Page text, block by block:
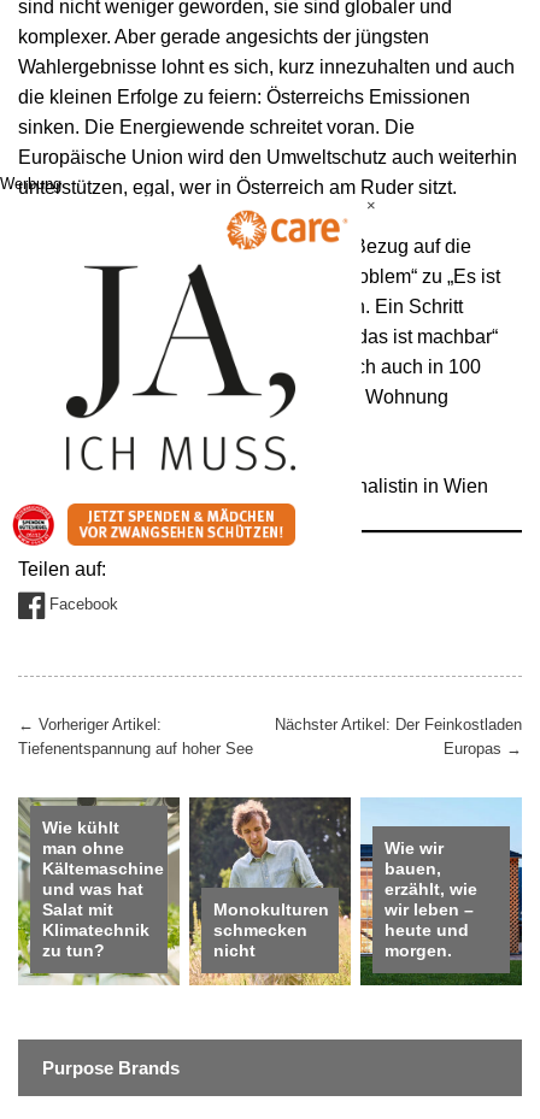
sind nicht weniger geworden, sie sind globaler und
komplexer. Aber gerade angesichts der jüngsten
Wahlergebnisse lohnt es sich, kurz innezuhalten und auch
die kleinen Erfolge zu feiern: Österreichs Emissionen
sinken. Die Energiewende schreitet voran. Die
Europäische Union wird den Umweltschutz auch weiterhin
unterstützen, egal, wer in Österreich am Ruder sitzt.
In der Alpenrepublik scheinen wir ja im Bezug auf die
Klimakrise direkt von „Es gibt eh kein Problem“ zu „Es ist
eh schon zu spät“ übergegangen zu sein. Ein Schritt
zurück zum „Es gibt einiges zu tun, und das ist machbar“
würde vielleicht nicht schaden. Damit sich auch in 100
Jahren niemand vor der Sonne in seiner Wohnung
lebt und arbeitet als Journalistin in Wien
Teilen auf:
Facebook
← Vorheriger Artikel:
Tiefenentspannung auf hoher See
Nächster Artikel: Der Feinkostladen
Europas →
Wie kühlt
man ohne
Kältemaschine
und was hat
Salat mit
Klimatechnik
zu tun?
Monokulturen
schmecken
nicht
Wie wir
bauen,
erzählt, wie
wir leben –
heute und
morgen.
Purpose Brands
Werbung
×